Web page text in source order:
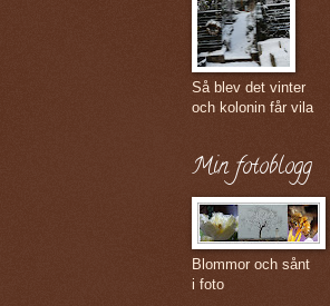
Så blev det vinter
och kolonin får vila
Min fotoblogg
Blommor och sånt
i foto